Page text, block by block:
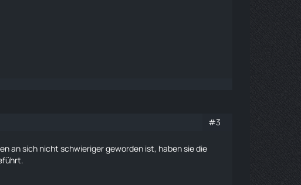
#3
an sich nicht schwieriger geworden ist, haben sie die